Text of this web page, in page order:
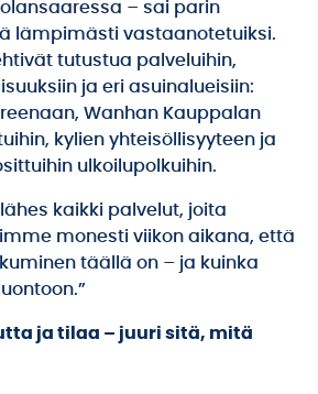
– sai parin
lämpimästi vastaanotetuiksi.
tutustua palveluihin,
ja eri asuinalueisiin:
Wanhan Kauppalan
kylien yhteisöllisyyteen ja
ulkoilupolkuihin.
kaikki palvelut, joita
monesti viikon aikana, että
täällä on – ja kuinka
ja tilaa – juuri sitä, mitä